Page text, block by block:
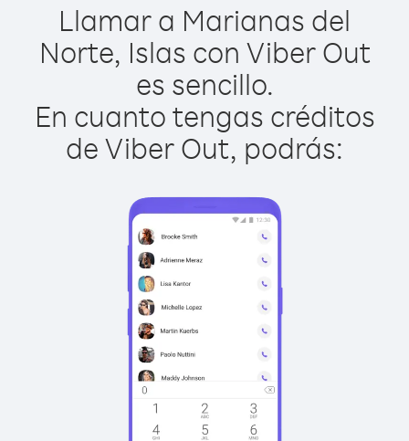
Llamar a Marianas del
Norte, Islas con Viber Out
es sencillo.
En cuanto tengas créditos
de Viber Out, podrás: